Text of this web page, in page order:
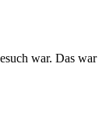
war. Das war